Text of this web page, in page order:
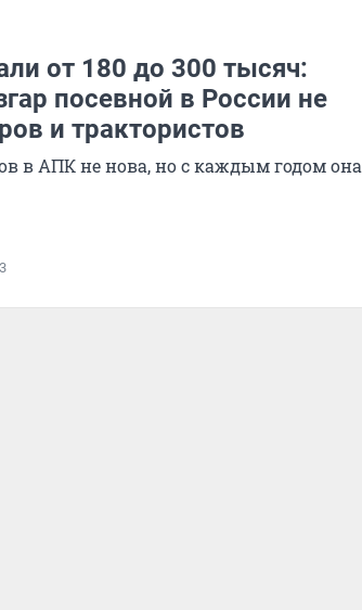
от 180 до 300 тысяч:
посевной в России не
и трактористов
в АПК не нова, но с каждым годом она
3